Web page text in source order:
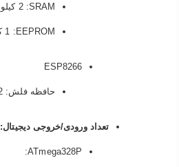
SRAM: 2 کیلوبایت
EEPROM: 1 کیلوبایت
ESP8266
حافظه فلش: 32 مگابیت - 4 مگابایت
تعداد ورودی/خروجی دیجیتال:
ATmega328P: